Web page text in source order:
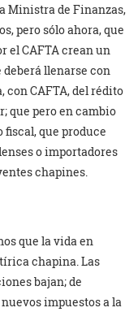
Ministra de Finanzas,
pero sólo ahora, que
el CAFTA crean un
deberá llenarse con
con CAFTA, del rédito
que pero en cambio
fiscal, que produce
o importadores
chapines.
que la vida en
chapina. Las
bajan; de
impuestos a la